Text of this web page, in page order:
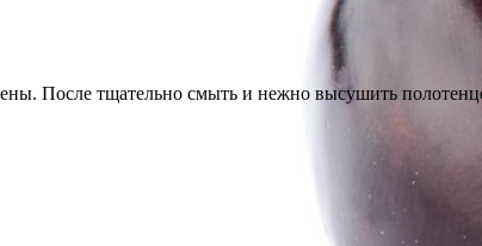
После тщательно смыть и нежно высушить